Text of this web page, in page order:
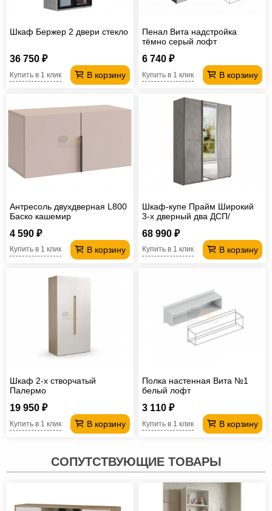
Шкаф Бержер 2 двери стекло
36 750 ₽
В корзину
Купить в 1 клик
Пенал Вита надстройка
тёмно серый лофт
6 740 ₽
В корзину
Купить в 1 клик
Антресоль двухдверная L800
Баско кашемир
4 590 ₽
В корзину
Купить в 1 клик
Шкаф-купе Прайм Широкий
3-х дверный два ДСП/
68 990 ₽
В корзину
Купить в 1 клик
Шкаф 2-х створчатый
Палермо
19 950 ₽
В корзину
Купить в 1 клик
Полка настенная Вита №1
белый лофт
3 110 ₽
В корзину
Купить в 1 клик
СОПУТСТВУЮЩИЕ ТОВАРЫ